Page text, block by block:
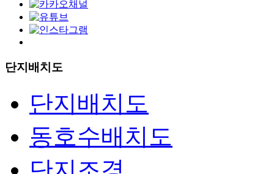
단지배치도
단지배치도
동호수배치도